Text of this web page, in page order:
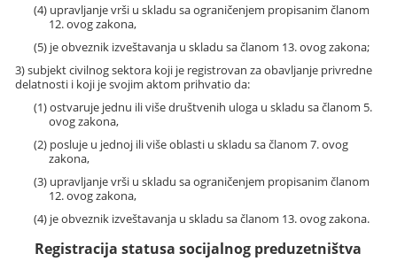
(4) upravljanje vrši u skladu sa ograničenjem propisanim članom
12. ovog zakona,
(5) je obveznik izveštavanja u skladu sa članom 13. ovog zakona;
3) subjekt civilnog sektora koji je registrovan za obavljanje privredne
delatnosti i koji je svojim aktom prihvatio da:
(1) ostvaruje jednu ili više društvenih uloga u skladu sa članom 5.
ovog zakona,
(2) posluje u jednoj ili više oblasti u skladu sa članom 7. ovog
zakona,
(3) upravljanje vrši u skladu sa ograničenjem propisanim članom
12. ovog zakona,
(4) je obveznik izveštavanja u skladu sa članom 13. ovog zakona.
Registracija statusa socijalnog preduzetništva